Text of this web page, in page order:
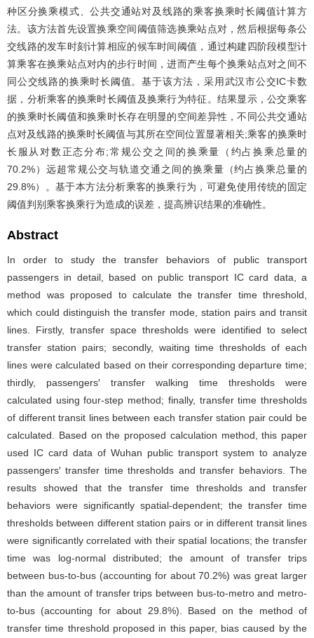
种区分换乘模式、公共交通站对及线路的乘客换乘时长阈值计算方
法。该方法首先设置换乘空间阈值筛选换乘站点对，然后根据每条公
交线路的发车时刻计算相应的候车时间阈值，通过构建四阶段模型计
算乘客在换乘站点对内的步行时间，进而产生每个换乘站点对之间不
同公交线路的换乘时长阈值。基于该方法，采用武汉市公交IC卡数
据，分析乘客的换乘时长阈值及换乘行为特征。结果显示，公交乘客
的换乘时长阈值和换乘时长存在明显的空间差异性，不同公共交通站
点对及线路的换乘时长阈值与其所在空间位置显著相关;乘客的换乘时
长服从对数正态分布;常规公交之间的换乘量（约占换乘总量的
70.2%）远超常规公交与轨道交通之间的换乘量（约占换乘总量的
29.8%）。基于本方法分析乘客的换乘行为，可避免使用传统的固定
阈值判别乘客换乘行为造成的误差，提高辨识结果的准确性。
Abstract
In order to study the transfer behaviors of public transport
passengers in detail, based on public transport IC card data, a
method was proposed to calculate the transfer time threshold,
which could distinguish the transfer mode, station pairs and transit
lines. Firstly, transfer space thresholds were identified to select
transfer station pairs; secondly, waiting time thresholds of each
lines were calculated based on their corresponding departure time;
thirdly, passengers′ transfer walking time thresholds were
calculated using four-step method; finally, transfer time thresholds
of different transit lines between each transfer station pair could be
calculated. Based on the proposed calculation method, this paper
used IC card data of Wuhan public transport system to analyze
passengers′ transfer time thresholds and transfer behaviors. The
results showed that the transfer time thresholds and transfer
behaviors were significantly spatial-dependent; the transfer time
thresholds between different station pairs or in different transit lines
were significantly correlated with their spatial locations; the transfer
time was log-normal distributed; the amount of transfer trips
between bus-to-bus (accounting for about 70.2%) was great larger
than the amount of transfer trips between bus-to-metro and metro-
to-bus (accounting for about 29.8%). Based on the method of
transfer time threshold proposed in this paper, bias caused by the